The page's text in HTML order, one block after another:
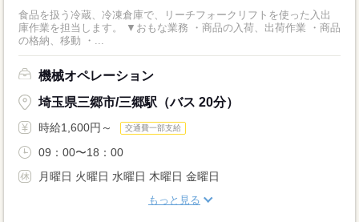
食品を扱う冷蔵、冷凍倉庫で、リーチフォークリフトを使った入出
庫作業を担当します。 ▼おもな業務 ・商品の入荷、出荷作業 ・商品
の格納、移動 ・...
機械オペレーション
埼玉県三郷市/三郷駅（バス 20分）
時給1,600円～ 交通費一部支給
09：00〜18：00
月曜日 火曜日 水曜日 木曜日 金曜日
もっと見る